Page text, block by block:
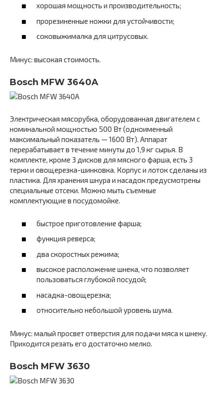
хорошая мощность и производительность;
прорезиненные ножки для устойчивости;
соковыжималка для цитрусовых.
Минус: высокая стоимость.
Bosch MFW 3640A
Электрическая мясорубка, оборудованная двигателем с
номинальной мощностью 500 Вт (одноименный
максимальный показатель — 1600 Вт). Аппарат
перерабатывает в течение минуты до 1,9 кг сырья. В
комплекте, кроме 3 дисков для мясного фарша, есть 3
терки и овощерезка-шинковка. Корпус и лоток сделаны из
пластика. Для хранения шнура и насадок предусмотрены
специальные отсеки. Можно мыть съемные
комплектующие в посудомойке.
быстрое приготовление фарша;
функция реверса;
два скоростных режима;
высокое расположение шнека, что позволяет
пользоваться глубокой посудой;
насадка-овощерезка;
относительно небольшой уровень шума.
Минус: малый просвет отверстия для подачи мяса к шнеку.
Приходится резать его достаточно мелко.
Bosch MFW 3630